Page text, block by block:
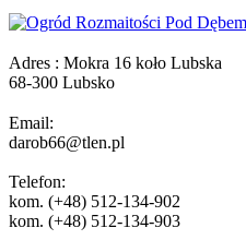
Adres : Mokra 16 koło Lubska
68-300 Lubsko
Email:
darob66@tlen.pl
Telefon:
kom. (+48) 512-134-902
kom. (+48) 512-134-903